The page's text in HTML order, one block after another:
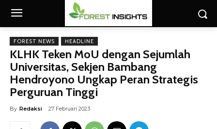
FOREST NEWS HEADLINE
KLHK Teken MoU dengan Sejumlah
Universitas, Sekjen Bambang
Hendroyono Ungkap Peran Strategis
Perguruan Tinggi
By Redaksi 27 Februari 2023